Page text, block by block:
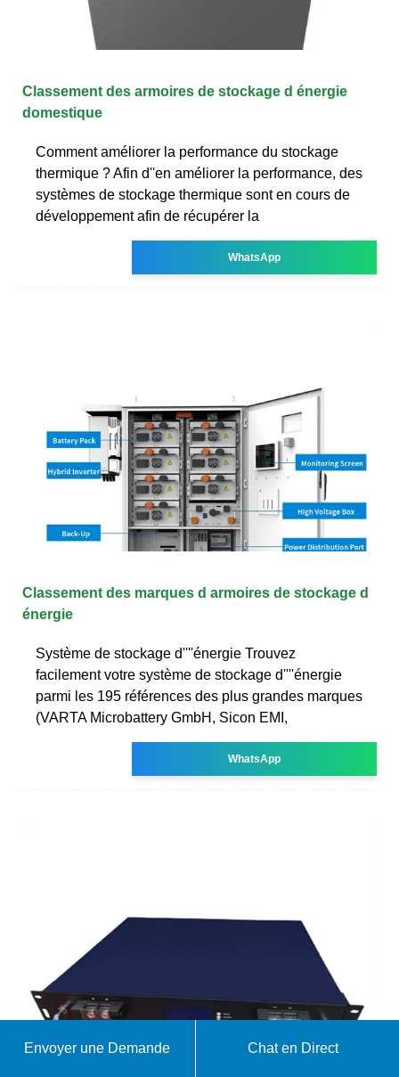
Classement des armoires de stockage d énergie
domestique
Comment améliorer la performance du stockage
thermique ? Afin d''en améliorer la performance, des
systèmes de stockage thermique sont en cours de
développement afin de récupérer la
WhatsApp
Classement des marques d armoires de stockage d
énergie
Système de stockage d''''énergie Trouvez
facilement votre système de stockage d''''énergie
parmi les 195 références des plus grandes marques
(VARTA Microbattery GmbH, Sicon EMI,
WhatsApp
Envoyer une Demande Chat en Direct